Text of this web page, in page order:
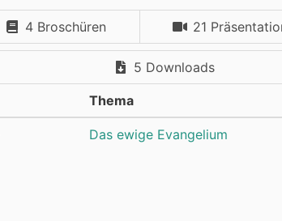
4 Broschüren 21
5 Downloads
Thema
Das ewige Evangelium